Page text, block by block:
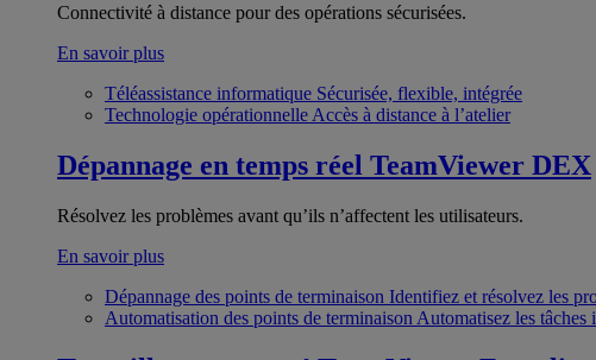
Connectivité à distance pour des opérations sécurisées.
En savoir plus
Téléassistance informatique Sécurisée, flexible, intégrée
Technologie opérationnelle Accès à distance à l’atelier
Dépannage en temps réel TeamViewer DEX
Résolvez les problèmes avant qu’ils n’affectent les utilisateurs.
En savoir plus
Dépannage des points de terminaison Identifiez et résolvez les
Automatisation des points de terminaison Automatisez les tâches